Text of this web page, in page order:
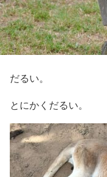
だるい。
とにかくだるい。